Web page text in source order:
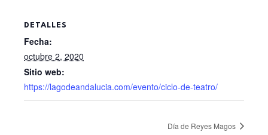
DETALLES
Fecha:
octubre 2, 2020
Sitio web:
https://lagodeandalucia.com/evento/ciclo-de-teatro/
Día de Reyes Magos